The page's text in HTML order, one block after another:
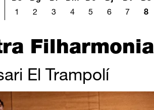
1
2
3
4
5
6
7
8
Filharmonia
El Trampolí